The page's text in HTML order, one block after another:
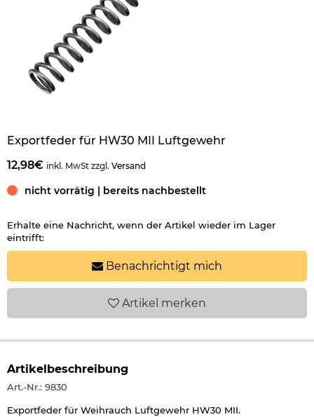
Exportfeder für HW30 MII Luftgewehr
12,98€ inkl. MwSt zzgl. Versand
nicht vorrätig | bereits nachbestellt
Erhalte eine Nachricht, wenn der Artikel wieder im Lager
eintrifft:
Benachrichtigt mich
Artikel merken
Artikelbeschreibung
Art.-Nr.: 9830
Exportfeder für Weihrauch Luftgewehr HW30 MII.